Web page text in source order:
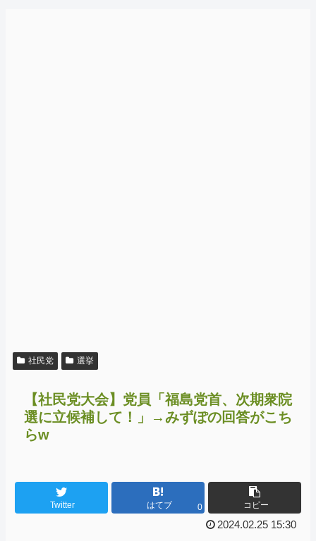
社民党 選挙
【社民党大会】党員「福島党首、次期衆院
選に立候補して！」→みずぽの回答がこち
らw
Twitter はてブ 0 コピー
2024.02.25 15:30